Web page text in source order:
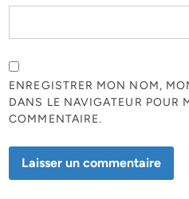
ENREGISTRER MON NOM,
DANS LE NAVIGATEUR POUR
COMMENTAIRE.